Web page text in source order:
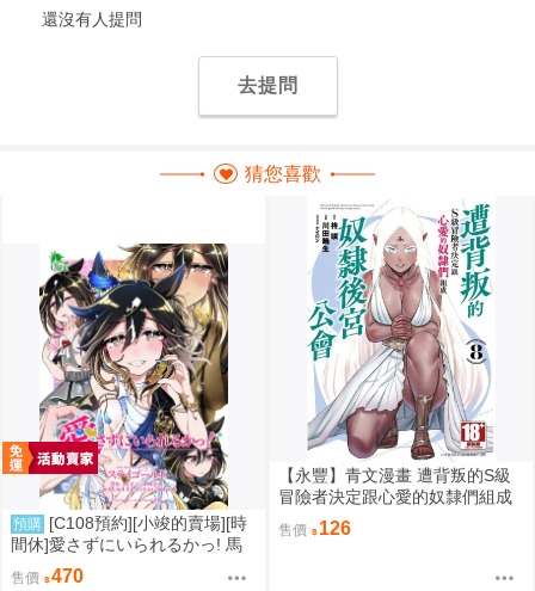
還沒有人提問
去提問
猜您喜歡
預購 [C108預約][小竣的賣場][時
間休]愛さずにいられるかっ! 馬
娘 同人誌id=3784092
售價 470
【永豐】青文漫畫 遭背叛的S級
冒險者決定跟心愛的奴隸們組成
奴隸後宮公會 8 (全新) 出版：20
26/08/06
售價 126